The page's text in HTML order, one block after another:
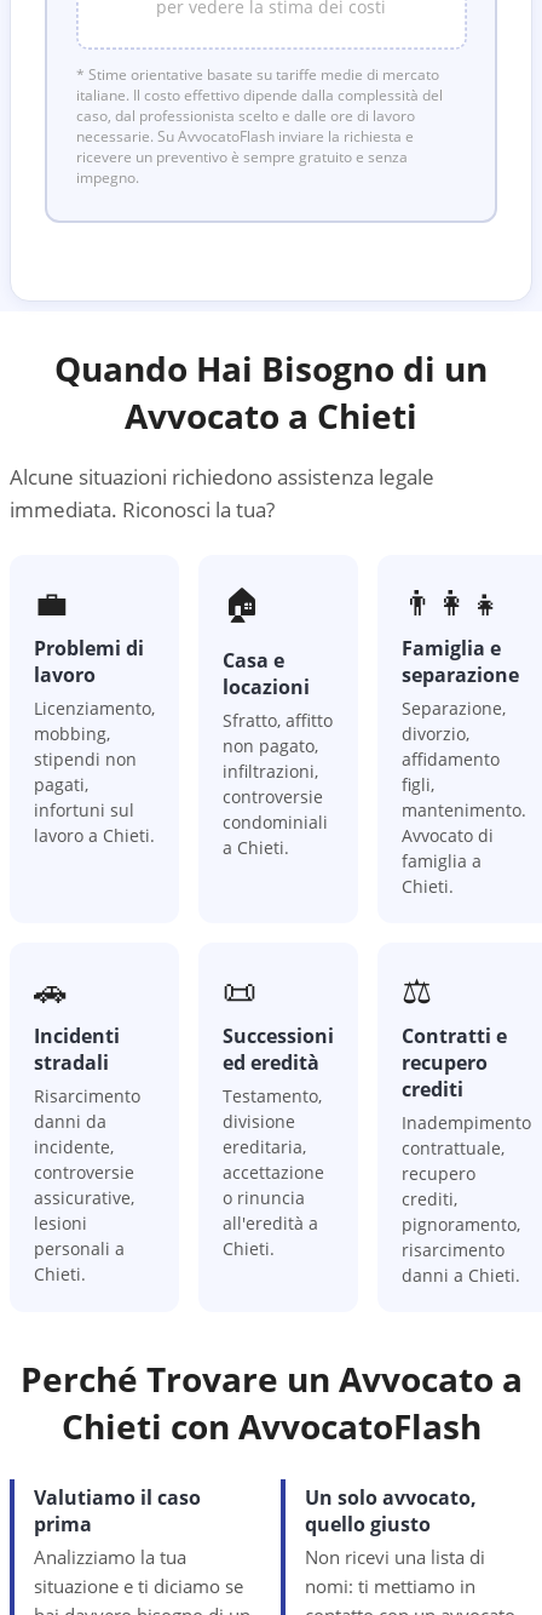
per vedere la stima dei costi
* Stime orientative basate su tariffe medie di mercato
italiane. Il costo effettivo dipende dalla complessità del
caso, dal professionista scelto e dalle ore di lavoro
necessarie. Su AvvocatoFlash inviare la richiesta e
ricevere un preventivo è sempre gratuito e senza
impegno.
Quando Hai Bisogno di un
Avvocato a Chieti
Alcune situazioni richiedono assistenza legale
immediata. Riconosci la tua?
💼
Problemi di
lavoro
Licenziamento,
mobbing,
stipendi non
pagati,
infortuni sul
lavoro a Chieti.
🏠
Casa e
locazioni
Sfratto, affitto
non pagato,
infiltrazioni,
controversie
condominiali
a Chieti.
👨‍👩‍👧
Famiglia e
separazione
Separazione,
divorzio,
affidamento
figli,
mantenimento.
Avvocato di
famiglia a
Chieti.
🚗
Incidenti
stradali
Risarcimento
danni da
incidente,
controversie
assicurative,
lesioni
personali a
Chieti.
📜
Successioni
ed eredità
Testamento,
divisione
ereditaria,
accettazione
o rinuncia
all'eredità a
Chieti.
⚖️
Contratti e
recupero
crediti
Inadempimento
contrattuale,
recupero
crediti,
pignoramento,
risarcimento
danni a Chieti.
Perché Trovare un Avvocato a
Chieti con AvvocatoFlash
Valutiamo il caso
prima
Analizziamo la tua
situazione e ti diciamo se
Un solo avvocato,
quello giusto
Non ricevi una lista di
nomi: ti mettiamo in